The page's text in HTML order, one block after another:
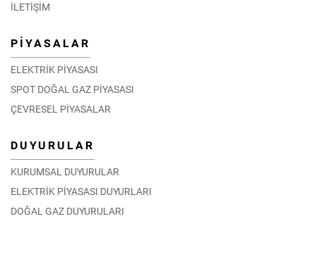
İLETİŞİM
PİYASALAR
ELEKTRİK PİYASASI
SPOT DOĞAL GAZ PİYASASI
ÇEVRESEL PİYASALAR
DUYURULAR
KURUMSAL DUYURULAR
ELEKTRİK PİYASASI DUYURLARI
DOĞAL GAZ DUYURULARI